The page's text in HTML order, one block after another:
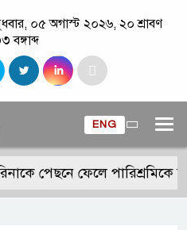
০৫ অগাস্ট ২০২৬, ২০ শ্রাবণ
বঙ্গাব্দ
ENG
পেছনে ফেলে পারিশ্রমিকে